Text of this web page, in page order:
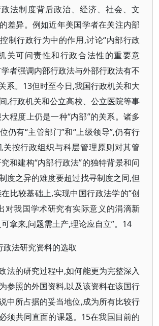
法制度背后政治、经济、社会、文
差异。例如近年美国学者在关注内部
制行政行为中的作用,讨论“内部行政
关可问责性和行政合法性的重要意
者强调内部行政法与外部行政法有不
系。13但时至今日,我国行政机关和大
,行政机关和公立高校、公立医院等事
程度上仍是一种“内部”的关系。诸多
仍有“主管部门”和“上级领导”,仍有行
关按行政组织与科层管理原则对其管
和建构“内部行政法”的独特背景和问
度之异的难度要超过找寻制度之同,但
比较基础上,实现中国行政法学的“创
对我国学术研究有实际意义的涓滴新
拿来,问题需土产,理论应自立”。14
政法研究资料的选取
法的研究过程中,如何能更为完整深入
参照的外国资料,以及该资料在该国行
中所占据的妥当地位,成为所有比较行
须共同直面的课题。15在我国目前的